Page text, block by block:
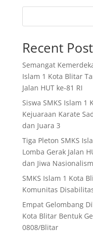
Recent
Semangat
Islam 1 Kota Blitar
Jalan HUT ke-81 RI
Siswa SMKS Islam 1
Kejuaraan Karate
dan Juara 3
Tiga Pleton SMKS
Lomba Gerak Jalan
dan Jiwa
SMKS Islam 1 Kota
Komunitas
Empat Gelombang
Kota Blitar Bentuk
0808/Blitar